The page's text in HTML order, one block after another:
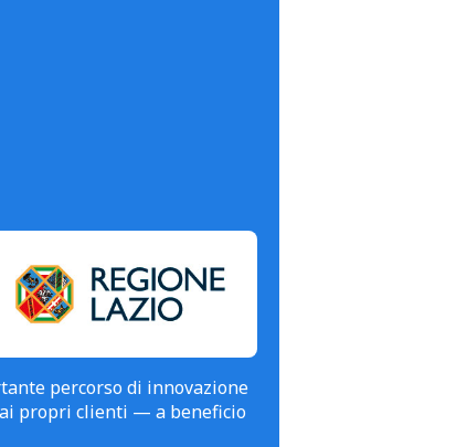
percorso di innovazione
propri clienti — a beneficio